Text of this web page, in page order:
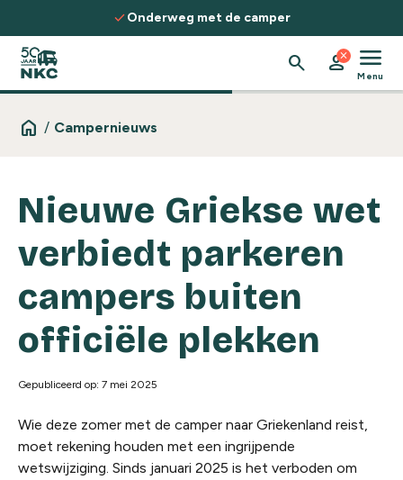
Spring naar de inhoud
checkOnderweg met de camper
search person
close menu
Menu
home / Campernieuws
Nieuwe Griekse wet
verbiedt parkeren
campers buiten
officiële plekken
Gepubliceerd op: 7 mei 2025
Wie deze zomer met de camper naar Griekenland reist,
moet rekening houden met een ingrijpende
wetswijziging. Sinds januari 2025 is het verboden om